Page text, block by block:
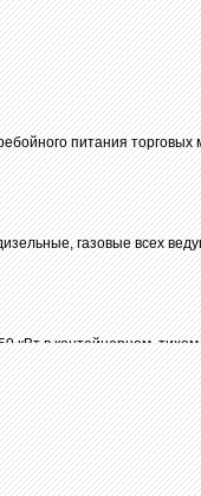
питания торговых
газовые всех
кВт в контейнерном,
по доступным